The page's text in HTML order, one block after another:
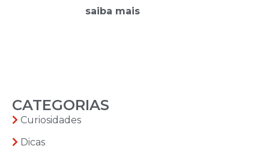
saiba mais
CATEGORIAS
Curiosidades
Dicas